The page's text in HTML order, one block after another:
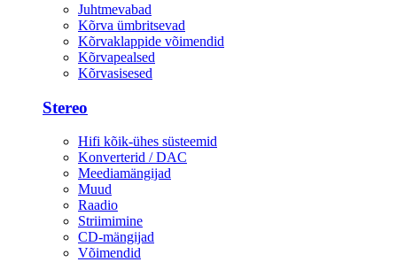
Juhtmevabad
Kõrva ümbritsevad
Kõrvaklappide võimendid
Kõrvapealsed
Kõrvasisesed
Stereo
Hifi kõik-ühes süsteemid
Konverterid / DAC
Meediamängijad
Muud
Raadio
Striimimine
CD-mängijad
Võimendid